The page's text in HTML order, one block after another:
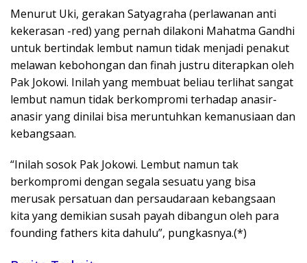
Menurut Uki, gerakan Satyagraha (perlawanan anti
kekerasan -red) yang pernah dilakoni Mahatma Gandhi
untuk bertindak lembut namun tidak menjadi penakut
melawan kebohongan dan finah justru diterapkan oleh
Pak Jokowi. Inilah yang membuat beliau terlihat sangat
lembut namun tidak berkompromi terhadap anasir-
anasir yang dinilai bisa meruntuhkan kemanusiaan dan
kebangsaan.
“Inilah sosok Pak Jokowi. Lembut namun tak
berkompromi dengan segala sesuatu yang bisa
merusak persatuan dan persaudaraan kebangsaan
kita yang demikian susah payah dibangun oleh para
founding fathers kita dahulu”, pungkasnya.(*)